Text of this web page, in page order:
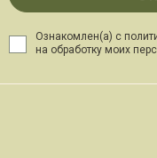
Ознакомлен(а) с
на обработку моих